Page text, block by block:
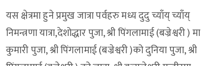
यस क्षेत्रमा हुने प्रमुख जात्रा पर्वहरु मध्य दुदु च्याँय् च्याँय्
निमन्त्रणा यात्रा,देशोद्धार पुजा, श्री पिंगलामाई (बज्रेश्वरी ) मा
कुमारी पुजा, श्री पिंगलामाई (बज्रेश्वरी )को दुनिया पुजा, श्री